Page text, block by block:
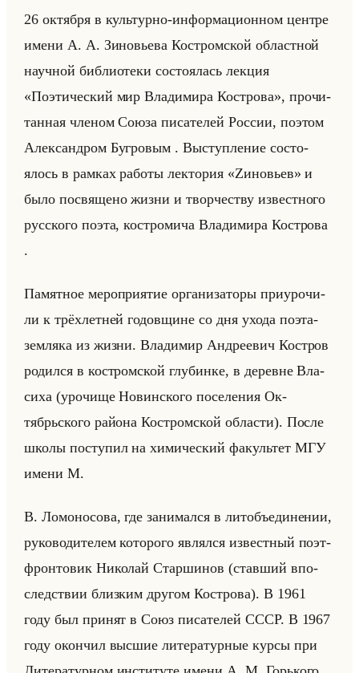
26 ок­тяб­ря в культур­но-ин­фор­ма­ци­он­ном цен­тре
имени А. А. Зи­но­вье­ва Ко­стром­ской об­ласт­ной
на­уч­ной биб­лио­те­ки со­сто­ялась лек­ция
«Поэтический мир Владимира Кострова», про­чи­
тан­ная чле­ном Союза пи­са­те­лей Рос­сии, по­этом
Алек­сан­дром Буг­ро­вым . Вы­ступ­ле­ние со­сто­
ялось в рам­ках ра­бо­ты лек­то­рия «Zиновьев» и
было по­свя­ще­но жизни и твор­че­ству из­вест­но­го
рус­ско­го поэта, ко­стро­ми­ча Вла­ди­ми­ра Ко­ст­ро­ва
.
Па­мят­ное ме­ро­при­ятие ор­га­ни­за­то­ры при­уро­чи­
ли к трёх­лет­ней го­дов­щине со дня ухода поэта-
зем­ля­ка из жизни. Вла­ди­мир Ан­дре­евич Ко­ст­ров
ро­дил­ся в ко­стром­ской глу­бин­ке, в де­ревне Вла­
си­ха (уро­чи­ще Но­вин­ско­го по­се­ле­ния Ок­
тябрьско­го райо­на Ко­стром­ской об­ла­сти). После
школы по­сту­пил на хи­ми­че­ский фа­культет МГУ
имени М.
В. Ло­мо­но­со­ва, где за­ни­мал­ся в лит­объеди­не­нии,
ру­ко­во­ди­те­лем ко­то­ро­го яв­лял­ся из­вест­ный поэт-
фрон­то­вик Ни­ко­лай Стар­ши­нов (став­ший впо­
след­ствии близ­ким дру­гом Ко­ст­ро­ва). В 1961
году был при­нят в Союз пи­са­те­лей СССР. В 1967
году окон­чил выс­шие ли­те­ра­тур­ные курсы при